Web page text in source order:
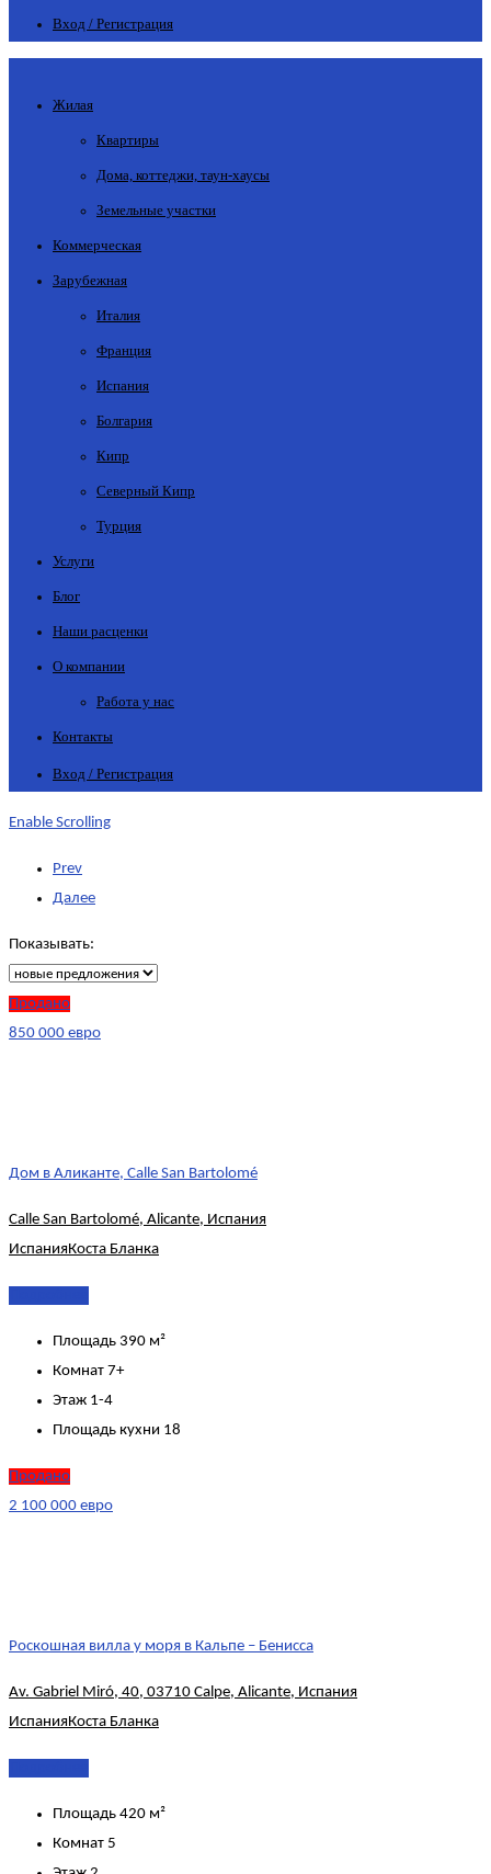
Вход / Регистрация
Жилая
Квартиры
Дома, коттеджи, таун-хаусы
Земельные участки
Коммерческая
Зарубежная
Италия
Франция
Испания
Болгария
Кипр
Северный Кипр
Турция
Услуги
Блог
Наши расценки
О компании
Работа у нас
Контакты
Вход / Регистрация
Enable Scrolling
Prev
Далее
Показывать:
Продано
850 000 евро
Дом в Аликанте, Calle San Bartolomé
Calle San Bartolomé, Alicante, Испания
ИспанияКоста Бланка
Площадь 390 м²
Комнат 7+
Этаж 1-4
Площадь кухни 18
Продано
2 100 000 евро
Роскошная вилла у моря в Кальпе – Бенисса
Av. Gabriel Miró, 40, 03710 Calpe, Alicante, Испания
ИспанияКоста Бланка
Площадь 420 м²
Комнат 5